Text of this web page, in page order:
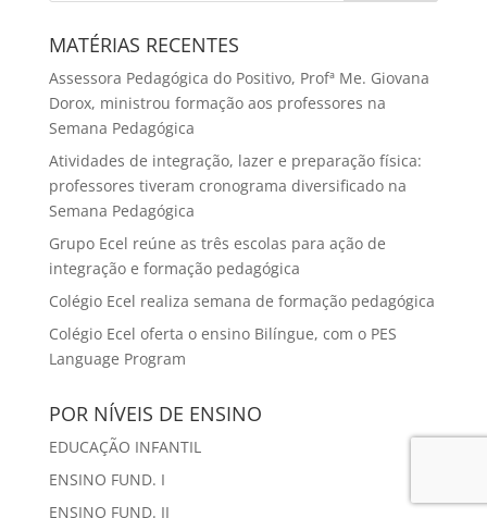
Semana Pedagógica
Atividades de integração, lazer e preparação física:
professores tiveram cronograma diversificado na
Semana Pedagógica
Grupo Ecel reúne as três escolas para ação de
integração e formação pedagógica
Colégio Ecel realiza semana de formação pedagógica
Colégio Ecel oferta o ensino Bilíngue, com o PES
Language Program
POR NÍVEIS DE ENSINO
EDUCAÇÃO INFANTIL
ENSINO FUND. II
ENSINO MÉDIO
POR SEÇÕES